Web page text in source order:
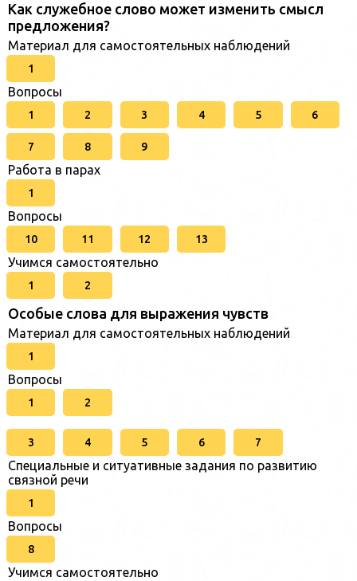
Как служебное слово может изменить смысл
предложения?
Материал для самостоятельных наблюдений
1
Вопросы
1 2 3 4 5 6
7 8 9
Работа в парах
1
Вопросы
10 11 12 13
Учимся самостоятельно
1 2
Особые слова для выражения чувств
Материал для самостоятельных наблюдений
1
Вопросы
1 2
3 4 5 6 7
Специальные и ситуативные задания по развитию
связной речи
1
Вопросы
8
Учимся самостоятельно